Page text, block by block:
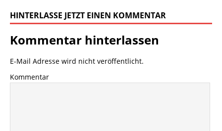
HINTERLASSE JETZT EINEN KOMMENTAR
Kommentar hinterlassen
E-Mail Adresse wird nicht veröffentlicht.
Kommentar